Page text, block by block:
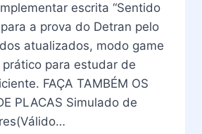
escrita “Sentido
a prova do Detran pelo
atualizados, modo game
para estudar de
FAÇA TAMBÉM OS
PLACAS Simulado de